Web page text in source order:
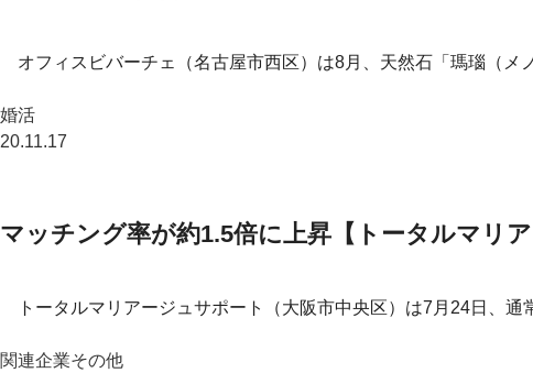
オフィスビバーチェ（名古屋市西区）は8月、天然石「瑪瑙（メ
婚活
20.11.17
マッチング率が約1.5倍に上昇【トータルマリア
トータルマリアージュサポート（大阪市中央区）は7月24日、通
関連企業その他